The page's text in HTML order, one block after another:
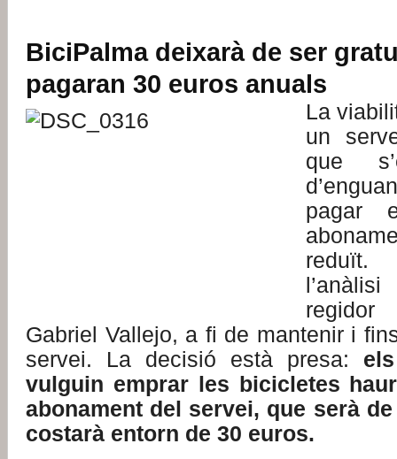
BiciPalma deixarà de ser
pagaran 30 euros anuals
La
un
que
pagar
Gabriel Vallejo, a fi de mantenir i
servei. La decisió està presa:
vulguin emprar les bicicletes
abonament del servei, que serà
costarà entorn de 30 euros.